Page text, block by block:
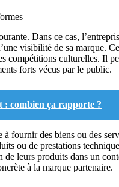
Dans ce cas,
visibilité de sa marque.
compétitions culturelles. Il
forts vécus par le public.
: combien ça rapporte ?
à fournir des biens ou des
ou de prestations
leurs produits dans un
à la marque partenaire.